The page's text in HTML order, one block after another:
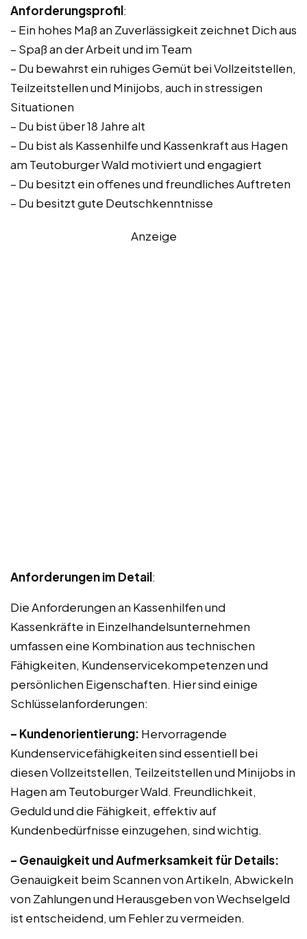
Anforderungsprofil:
– Ein hohes Maß an Zuverlässigkeit zeichnet Dich aus
– Spaß an der Arbeit und im Team
– Du bewahrst ein ruhiges Gemüt bei Vollzeitstellen,
Teilzeitstellen und Minijobs, auch in stressigen
Situationen
– Du bist über 18 Jahre alt
– Du bist als Kassenhilfe und Kassenkraft aus Hagen
am Teutoburger Wald motiviert und engagiert
– Du besitzt ein offenes und freundliches Auftreten
– Du besitzt gute Deutschkenntnisse
Anzeige
Anforderungen im Detail:
Die Anforderungen an Kassenhilfen und
Kassenkräfte in Einzelhandelsunternehmen
umfassen eine Kombination aus technischen
Fähigkeiten, Kundenservicekompetenzen und
persönlichen Eigenschaften. Hier sind einige
Schlüsselanforderungen:
– Kundenorientierung: Hervorragende
Kundenservicefähigkeiten sind essentiell bei
diesen Vollzeitstellen, Teilzeitstellen und Minijobs in
Hagen am Teutoburger Wald. Freundlichkeit,
Geduld und die Fähigkeit, effektiv auf
Kundenbedürfnisse einzugehen, sind wichtig.
– Genauigkeit und Aufmerksamkeit für Details:
Genauigkeit beim Scannen von Artikeln, Abwickeln
von Zahlungen und Herausgeben von Wechselgeld
ist entscheidend, um Fehler zu vermeiden.